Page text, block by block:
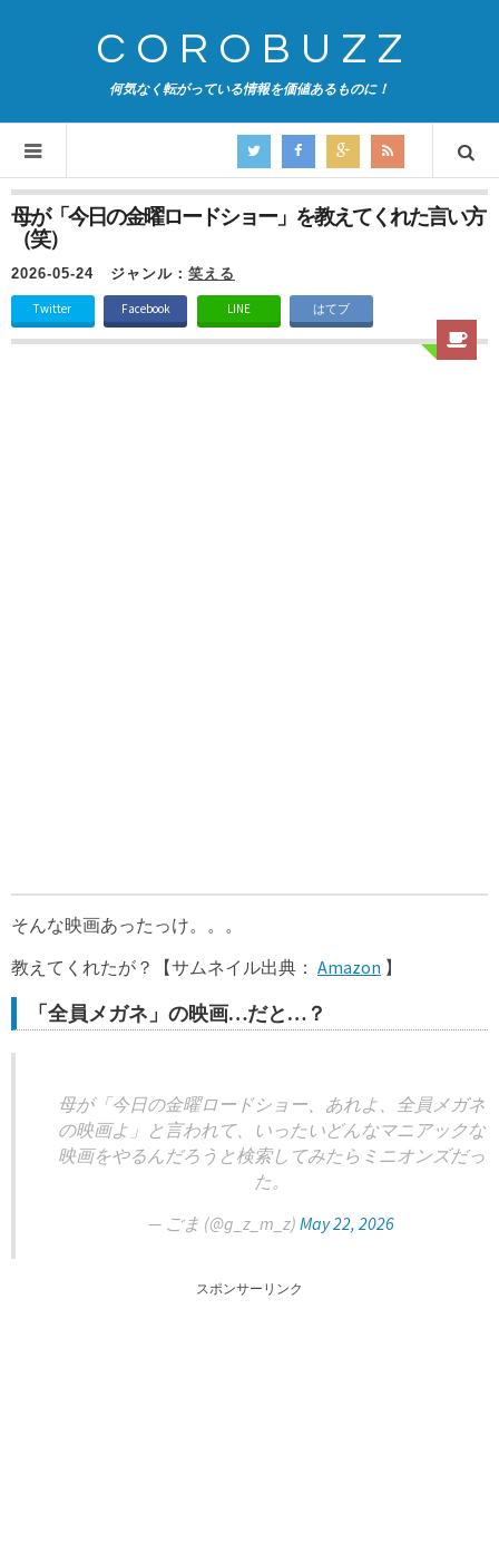
COROBUZZ
何気なく転がっている情報を価値あるものに！
母が「今日の金曜ロードショー」を教えてくれた言い方
（笑）
2026-05-24 ジャンル： 笑える
Twitter Facebook LINE はてブ
そんな映画あったっけ。。。
教えてくれたが？【サムネイル出典： Amazon 】
「全員メガネ」の映画…だと…？
母が「今日の金曜ロードショー、あれよ、全員メガネ
の映画よ」と言われて、いったいどんなマニアックな
映画をやるんだろうと検索してみたらミニオンズだっ
た。
— ごま (@g_z_m_z) May 22, 2026
スポンサーリンク